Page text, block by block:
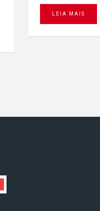
LEIA MAIS